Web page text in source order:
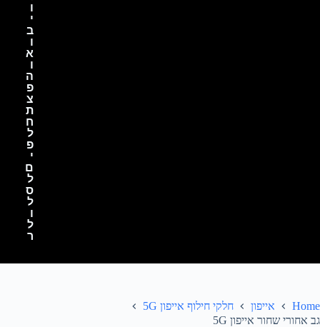
ו
י
ב
ו
א
ו
ה
פ
צ
ת
ח
ל
פ
י
ם
ל
ס
ל
ו
ל
ר
Home אייפון
חלקי חילוף אייפון 5G
גב אחורי שחור אייפון 5G